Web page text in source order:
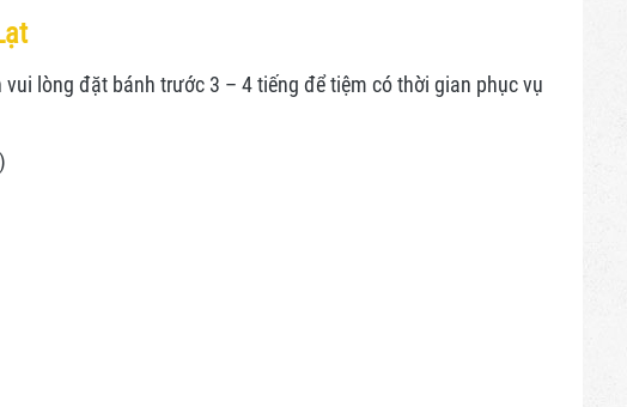
lòng đặt bánh trước 3 – 4 tiếng để tiệm có thời gian phục vụ